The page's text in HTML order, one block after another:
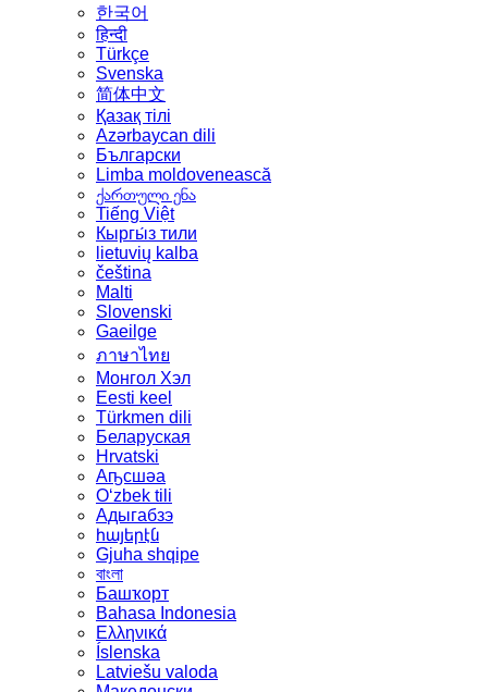
한국어
हिन्दी
Türkçe
Svenska
简体中文
Қазақ тілі
Azərbaycan dili
Български
Limba moldovenească
ქართული ენა
Tiếng Việt
Кыргы́з тили
lietuvių kalba
čeština
Malti
Slovenski
Gaeilge
ภาษาไทย
Монгол Хэл
Eesti keel
Türkmen dili
Беларуская
Hrvatski
Аҧсшәа
Oʻzbek tili
Адыгабзэ
հայերէն
Gjuha shqipe
বাংলা
Башҡорт
Bahasa Indonesia
Ελληνικά
Íslenska
Latviešu valoda